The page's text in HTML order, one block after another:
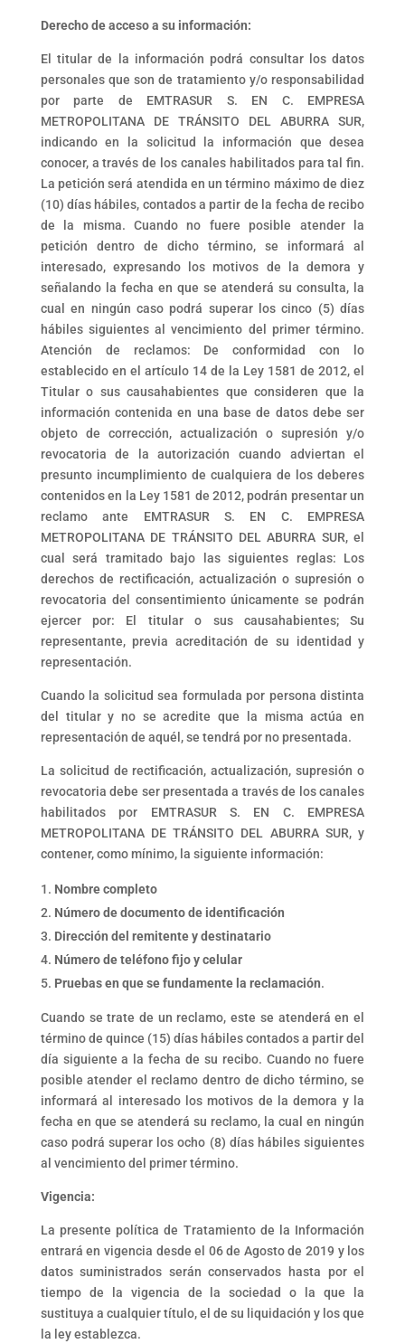
Derecho de acceso a su información:
El titular de la información podrá consultar los datos
personales que son de tratamiento y/o responsabilidad
por parte de EMTRASUR S. EN C. EMPRESA
METROPOLITANA DE TRÁNSITO DEL ABURRA SUR,
indicando en la solicitud la información que desea
conocer, a través de los canales habilitados para tal fin.
La petición será atendida en un término máximo de diez
(10) días hábiles, contados a partir de la fecha de recibo
de la misma. Cuando no fuere posible atender la
petición dentro de dicho término, se informará al
interesado, expresando los motivos de la demora y
señalando la fecha en que se atenderá su consulta, la
cual en ningún caso podrá superar los cinco (5) días
hábiles siguientes al vencimiento del primer término.
Atención de reclamos: De conformidad con lo
establecido en el artículo 14 de la Ley 1581 de 2012, el
Titular o sus causahabientes que consideren que la
información contenida en una base de datos debe ser
objeto de corrección, actualización o supresión y/o
revocatoria de la autorización cuando adviertan el
presunto incumplimiento de cualquiera de los deberes
contenidos en la Ley 1581 de 2012, podrán presentar un
reclamo ante EMTRASUR S. EN C. EMPRESA
METROPOLITANA DE TRÁNSITO DEL ABURRA SUR, el
cual será tramitado bajo las siguientes reglas: Los
derechos de rectificación, actualización o supresión o
revocatoria del consentimiento únicamente se podrán
ejercer por: El titular o sus causahabientes; Su
representante, previa acreditación de su identidad y
representación.
Cuando la solicitud sea formulada por persona distinta
del titular y no se acredite que la misma actúa en
representación de aquél, se tendrá por no presentada.
La solicitud de rectificación, actualización, supresión o
revocatoria debe ser presentada a través de los canales
habilitados por EMTRASUR S. EN C. EMPRESA
METROPOLITANA DE TRÁNSITO DEL ABURRA SUR, y
contener, como mínimo, la siguiente información:
Nombre completo
Número de documento de identificación
Dirección del remitente y destinatario
Número de teléfono fijo y celular
Pruebas en que se fundamente la reclamación.
Cuando se trate de un reclamo, este se atenderá en el
término de quince (15) días hábiles contados a partir del
día siguiente a la fecha de su recibo. Cuando no fuere
posible atender el reclamo dentro de dicho término, se
informará al interesado los motivos de la demora y la
fecha en que se atenderá su reclamo, la cual en ningún
caso podrá superar los ocho (8) días hábiles siguientes
al vencimiento del primer término.
Vigencia:
La presente política de Tratamiento de la Información
entrará en vigencia desde el 06 de Agosto de 2019 y los
datos suministrados serán conservados hasta por el
tiempo de la vigencia de la sociedad o la que la
sustituya a cualquier título, el de su liquidación y los que
la ley establezca.